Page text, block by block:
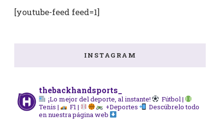
[youtube-feed feed=1]
INSTAGRAM
thebackhandsports_
¡Lo mejor del deporte, al instante!
Fútbol |
Tenis |
F1 | +Deportes
Descúbrelo todo
en nuestra página web